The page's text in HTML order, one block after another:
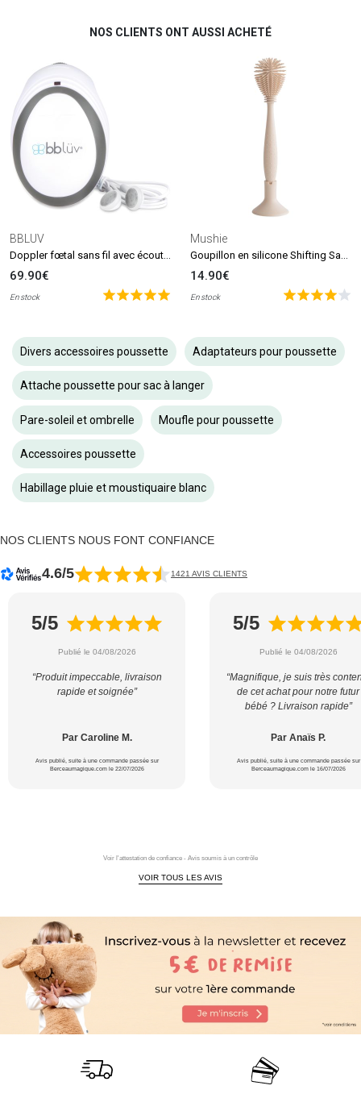
NOS CLIENTS ONT AUSSI ACHETÉ
BBLUV
69.90€
En stock
Mushie
14.90€
En stock
Divers accessoires poussette Adaptateurs pour poussette
Attache poussette pour sac à langer
Pare-soleil et ombrelle Moufle pour poussette
Accessoires poussette
Habillage pluie et moustiquaire blanc
NOS CLIENTS NOUS FONT CONFIANCE
4.6/5 1421 AVIS CLIENTS
5/5
Publié le 04/08/2026
“Produit impeccable, livraison
rapide et soignée”
Par Caroline M.
Avis publié, suite à une commande passée sur
Berceaumagique.com le 22/07/2026
5/5
Publié le 04/08/2026
“Magnifique, je suis très
de cet achat pour notre futur
bébé ? Livraison rapide”
Par Anaïs P.
Avis publié, suite à une commande passée sur
Berceaumagique.com le 16/07/2026
Voir l'attestation de confiance - Avis soumis à un contrôle
VOIR TOUS LES AVIS